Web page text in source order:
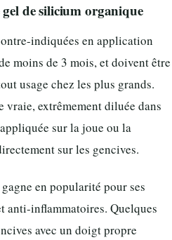
gel de silicium organique
indiquées en application
moins de 3 mois, et doivent être
usage chez les plus grands.
vraie, extrêmement diluée dans
sur la joue ou la
sur les gencives.
en popularité pour ses
anti-inflammatoires. Quelques
avec un doigt propre